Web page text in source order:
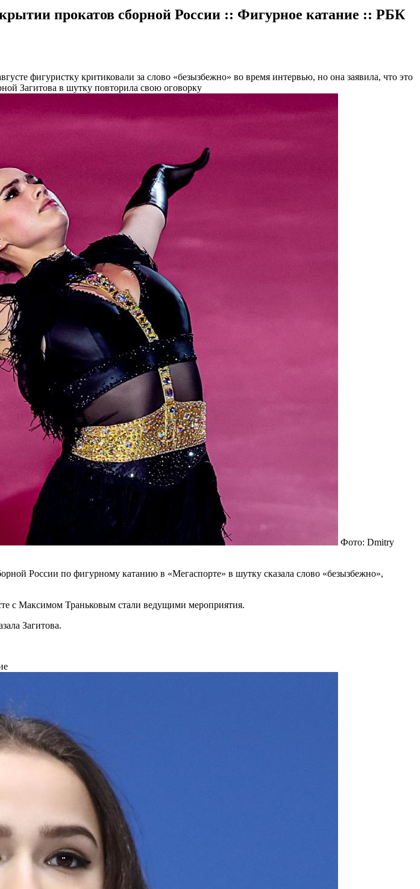
прокатов сборной России :: Фигурное катание :: РБК
фигуристку критиковали за слово «безызбежно» во время интервью, но она заявила, что это
Загитова в шутку повторила свою оговорку
Фото: Dmitry
России по фигурному катанию в «Мегаспорте» в шутку сказала слово «безызбежно»,
с Максимом Траньковым стали ведущими мероприятия.
Загитова.